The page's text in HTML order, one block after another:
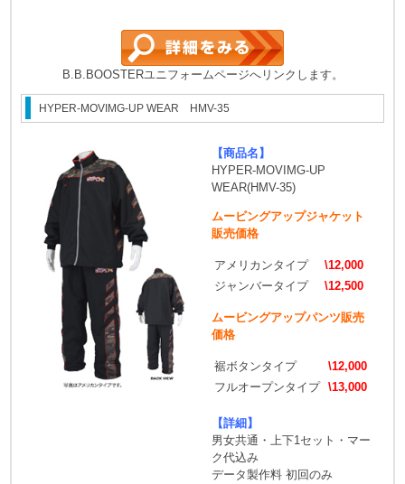
B.B.BOOSTERユニフォームページへリンクします。
HYPER-MOVIMG-UP WEAR HMV-35
【商品名】
HYPER-MOVIMG-UP
WEAR(HMV-35)
ムービングアップジャケット
販売価格
アメリカンタイプ
\12,000
ジャンバータイプ
\12,500
ムービングアップパンツ販売
価格
裾ボタンタイプ
\12,000
フルオープンタイプ \13,000
【詳細】
男女共通・上下1セット・マー
ク代込み
データ製作料 初回のみ